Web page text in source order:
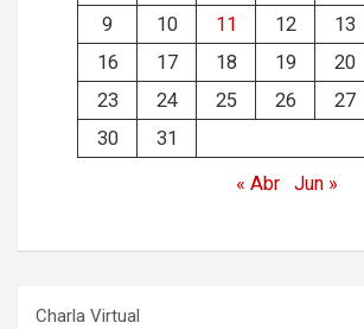
9
10 11 12 13
16
17 18 19 20
23
24 25 26 27
30
31
« Abr
Jun »
Charla Virtual